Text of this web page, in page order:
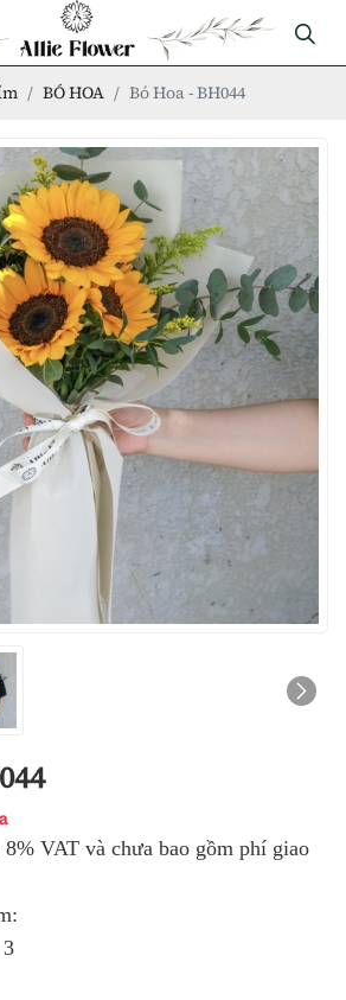
BÓ HOA Bó Hoa - BH044
VAT và chưa bao gồm phí giao